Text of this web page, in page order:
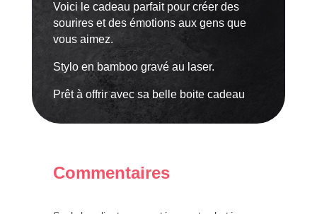
mon
Voici le cadeau parfait pour créer des
sourires et des émotions aux gens que
vous aimez.
Stylo en bamboo gravé au laser.
Prêt à offrir avec sa belle boite cadeau
Commentaires